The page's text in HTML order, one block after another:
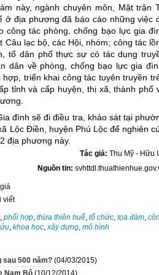
này, ngành chuyên môn, Mặt trận
ở địa phương đã báo cáo những việc
công tác phòng, chống bạo lực gia
lạc bộ, các Hội, nhóm; công tác
tổ dân phố thực sự có tác dụng
dân về phòng, chống bạo lực gia
triển khai công tác tuyên truyền
tỉnh và cấp huyện, thị xã, thành phố
đình sẽ đi điều tra, khảo sát tại
Lộc Điền, huyện Phú Lộc để nghiên
địa phương này.
Tác giả: Thu Mỹ - Hữu
Nguồn tin:
viết
, phối hợp, thừa thiên huế, tổ chức, tọa đàm,
, khoa học,xây dựng, mô hình
sau 500 năm? (04/03/2015)
Nam Bộ (10/12/2014)